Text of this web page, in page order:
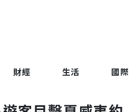
財經 生活 國際